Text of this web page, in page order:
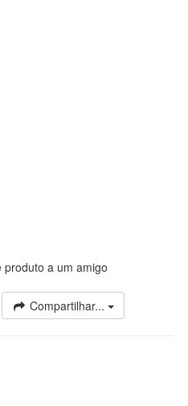
a um amigo
Compartilhar...